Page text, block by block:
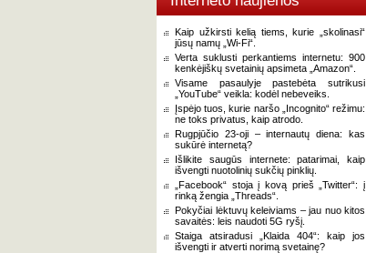
Kaip užkirsti kelią tiems, kurie „skolinasi“
jūsų namų „Wi-Fi“.
Verta suklusti perkantiems internetu: 900
kenkėjiškų svetainių apsimeta „Amazon“.
Visame pasaulyje pastebėta sutrikusi
„YouTube“ veikla: kodėl nebeveiks.
Įspėjo tuos, kurie naršo „Incognito“ režimu:
ne toks privatus, kaip atrodo.
Rugpjūčio 23-oji – internautų diena: kas
sukūrė internetą?
Išlikite saugūs internete: patarimai, kaip
išvengti nuotolinių sukčių pinklių.
„Facebook“ stoja į kovą prieš „Twitter“: į
rinką žengia „Threads“.
Pokyčiai lėktuvų keleiviams – jau nuo kitos
savaitės: leis naudoti 5G ryšį.
Staiga atsiradusi „Klaida 404“: kaip jos
išvengti ir atverti norimą svetainę?